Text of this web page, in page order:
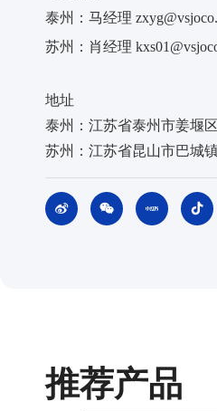
泰州：马经理
苏州：肖经理
地址
泰州：江苏省泰州市姜堰
苏州：江苏省昆山市巴城
推荐产品